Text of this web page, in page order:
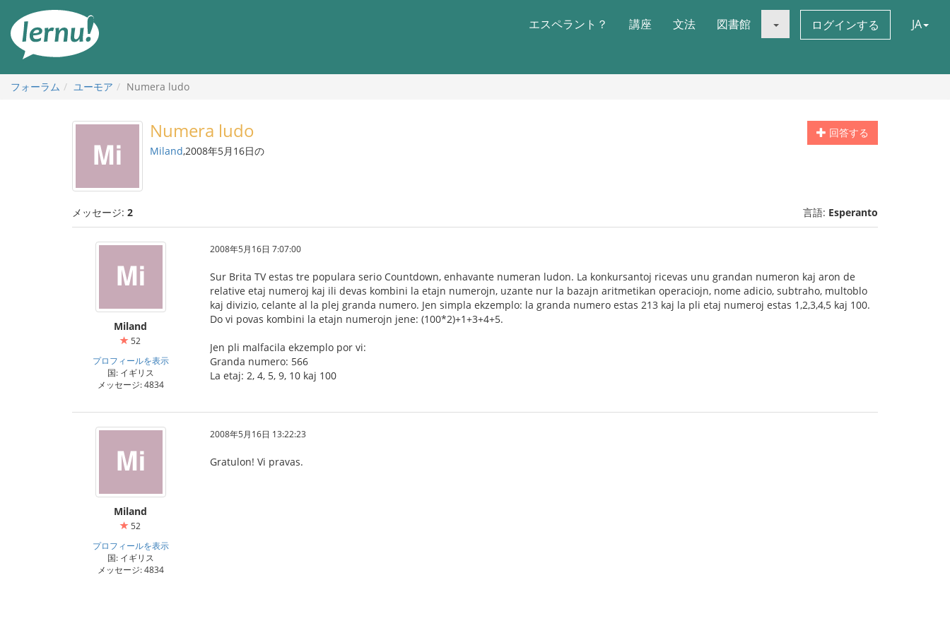
エスペラント？ 講座 文法 図書館 ログインする JA
フォーラム ユーモア Numera ludo
回答する
Numera ludo
Miland,2008年5月16日の
メッセージ: 2 言語: Esperanto
Miland
52
プロフィールを表示
国: イギリス
メッセージ: 4834
2008年5月16日 7:07:00
Sur Brita TV estas tre populara serio Countdown, enhavante numeran ludon. La konkursantoj ricevas unu grandan numeron kaj aron de
relative etaj numeroj kaj ili devas kombini la etajn numerojn, uzante nur la bazajn aritmetikan operaciojn, nome adicio, subtraho, multoblo
kaj divizio, celante al la plej granda numero. Jen simpla ekzemplo: la granda numero estas 213 kaj la pli etaj numeroj estas 1,2,3,4,5 kaj 100.
Do vi povas kombini la etajn numerojn jene: (100*2)+1+3+4+5.
Jen pli malfacila ekzemplo por vi:
Granda numero: 566
La etaj: 2, 4, 5, 9, 10 kaj 100
Miland
52
プロフィールを表示
国: イギリス
メッセージ: 4834
2008年5月16日 13:22:23
Gratulon! Vi pravas.